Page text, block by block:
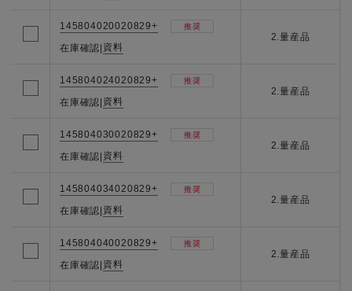
145804020020829+ 推奨
在庫確認| 資料
2.量産品
145804024020829+ 推奨
在庫確認| 資料
2.量産品
145804030020829+ 推奨
在庫確認| 資料
2.量産品
145804034020829+ 推奨
在庫確認| 資料
2.量産品
145804040020829+ 推奨
在庫確認| 資料
2.量産品